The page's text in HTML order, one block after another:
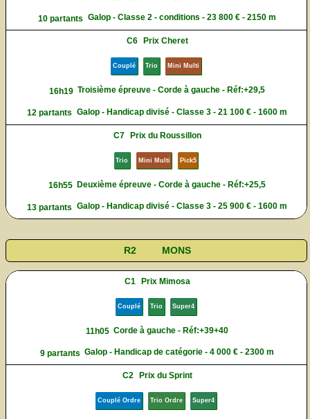
10 partants Galop - Classe 2 - conditions - 23 800 € - 2150 m
C6 Prix Cheret
Couplé Trio Mini Multi
16h19 Troisième épreuve - Corde à gauche - Réf:+29,5
12 partants Galop - Handicap divisé - Classe 3 - 21 100 € - 1600 m
C7 Prix du Roussillon
Trio Mini Multi Pick5
16h55 Deuxième épreuve - Corde à gauche - Réf:+25,5
13 partants Galop - Handicap divisé - Classe 3 - 25 900 € - 1600 m
R2 MONS
C1 Prix Mimosa
Couplé Trio Super4
11h05 Corde à gauche - Réf:+39+40
9 partants Galop - Handicap de catégorie - 4 000 € - 2300 m
C2 Prix du Sprint
Couplé Ordre Trio Ordre Super4